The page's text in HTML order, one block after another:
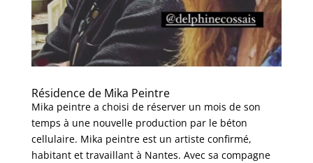
Résidence de Mika Peintre
Mika peintre a choisi de réserver un mois de son
temps à une nouvelle production par le béton
cellulaire. Mika peintre est un artiste confirmé,
habitant et travaillant à Nantes. Avec sa compagne